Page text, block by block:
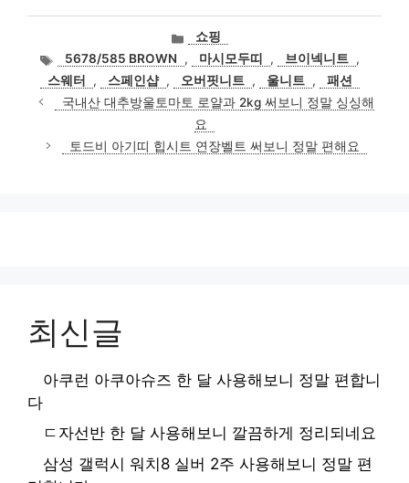
카
테
고
리
쇼핑
태
그
5678/585 BROWN , 마시모두띠 , 브이넥니트 ,
스웨터
, 스페인샵 , 오버핏니트 , 울니트 ,
패션
국내산 대추방울토마토 로얄과 2kg 써보니 정말 싱싱해
요
토드비 아기띠 힙시트 연장벨트 써보니 정말 편해요
최신글
아쿠런 아쿠아슈즈 한 달 사용해보니 정말 편합니
다
ㄷ자선반 한 달 사용해보니 깔끔하게 정리되네요
삼성 갤럭시 워치8 실버 2주 사용해보니 정말 편